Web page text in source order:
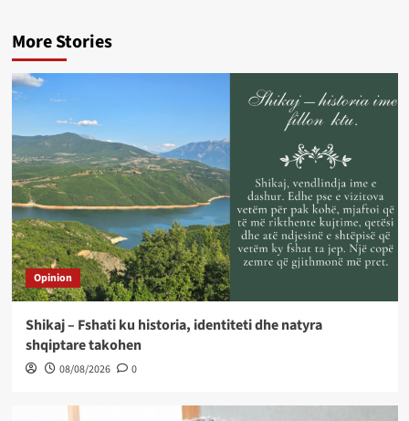
More Stories
Opinion
Shikaj – Fshati ku historia, identiteti dhe natyra
shqiptare takohen
08/08/2026 0